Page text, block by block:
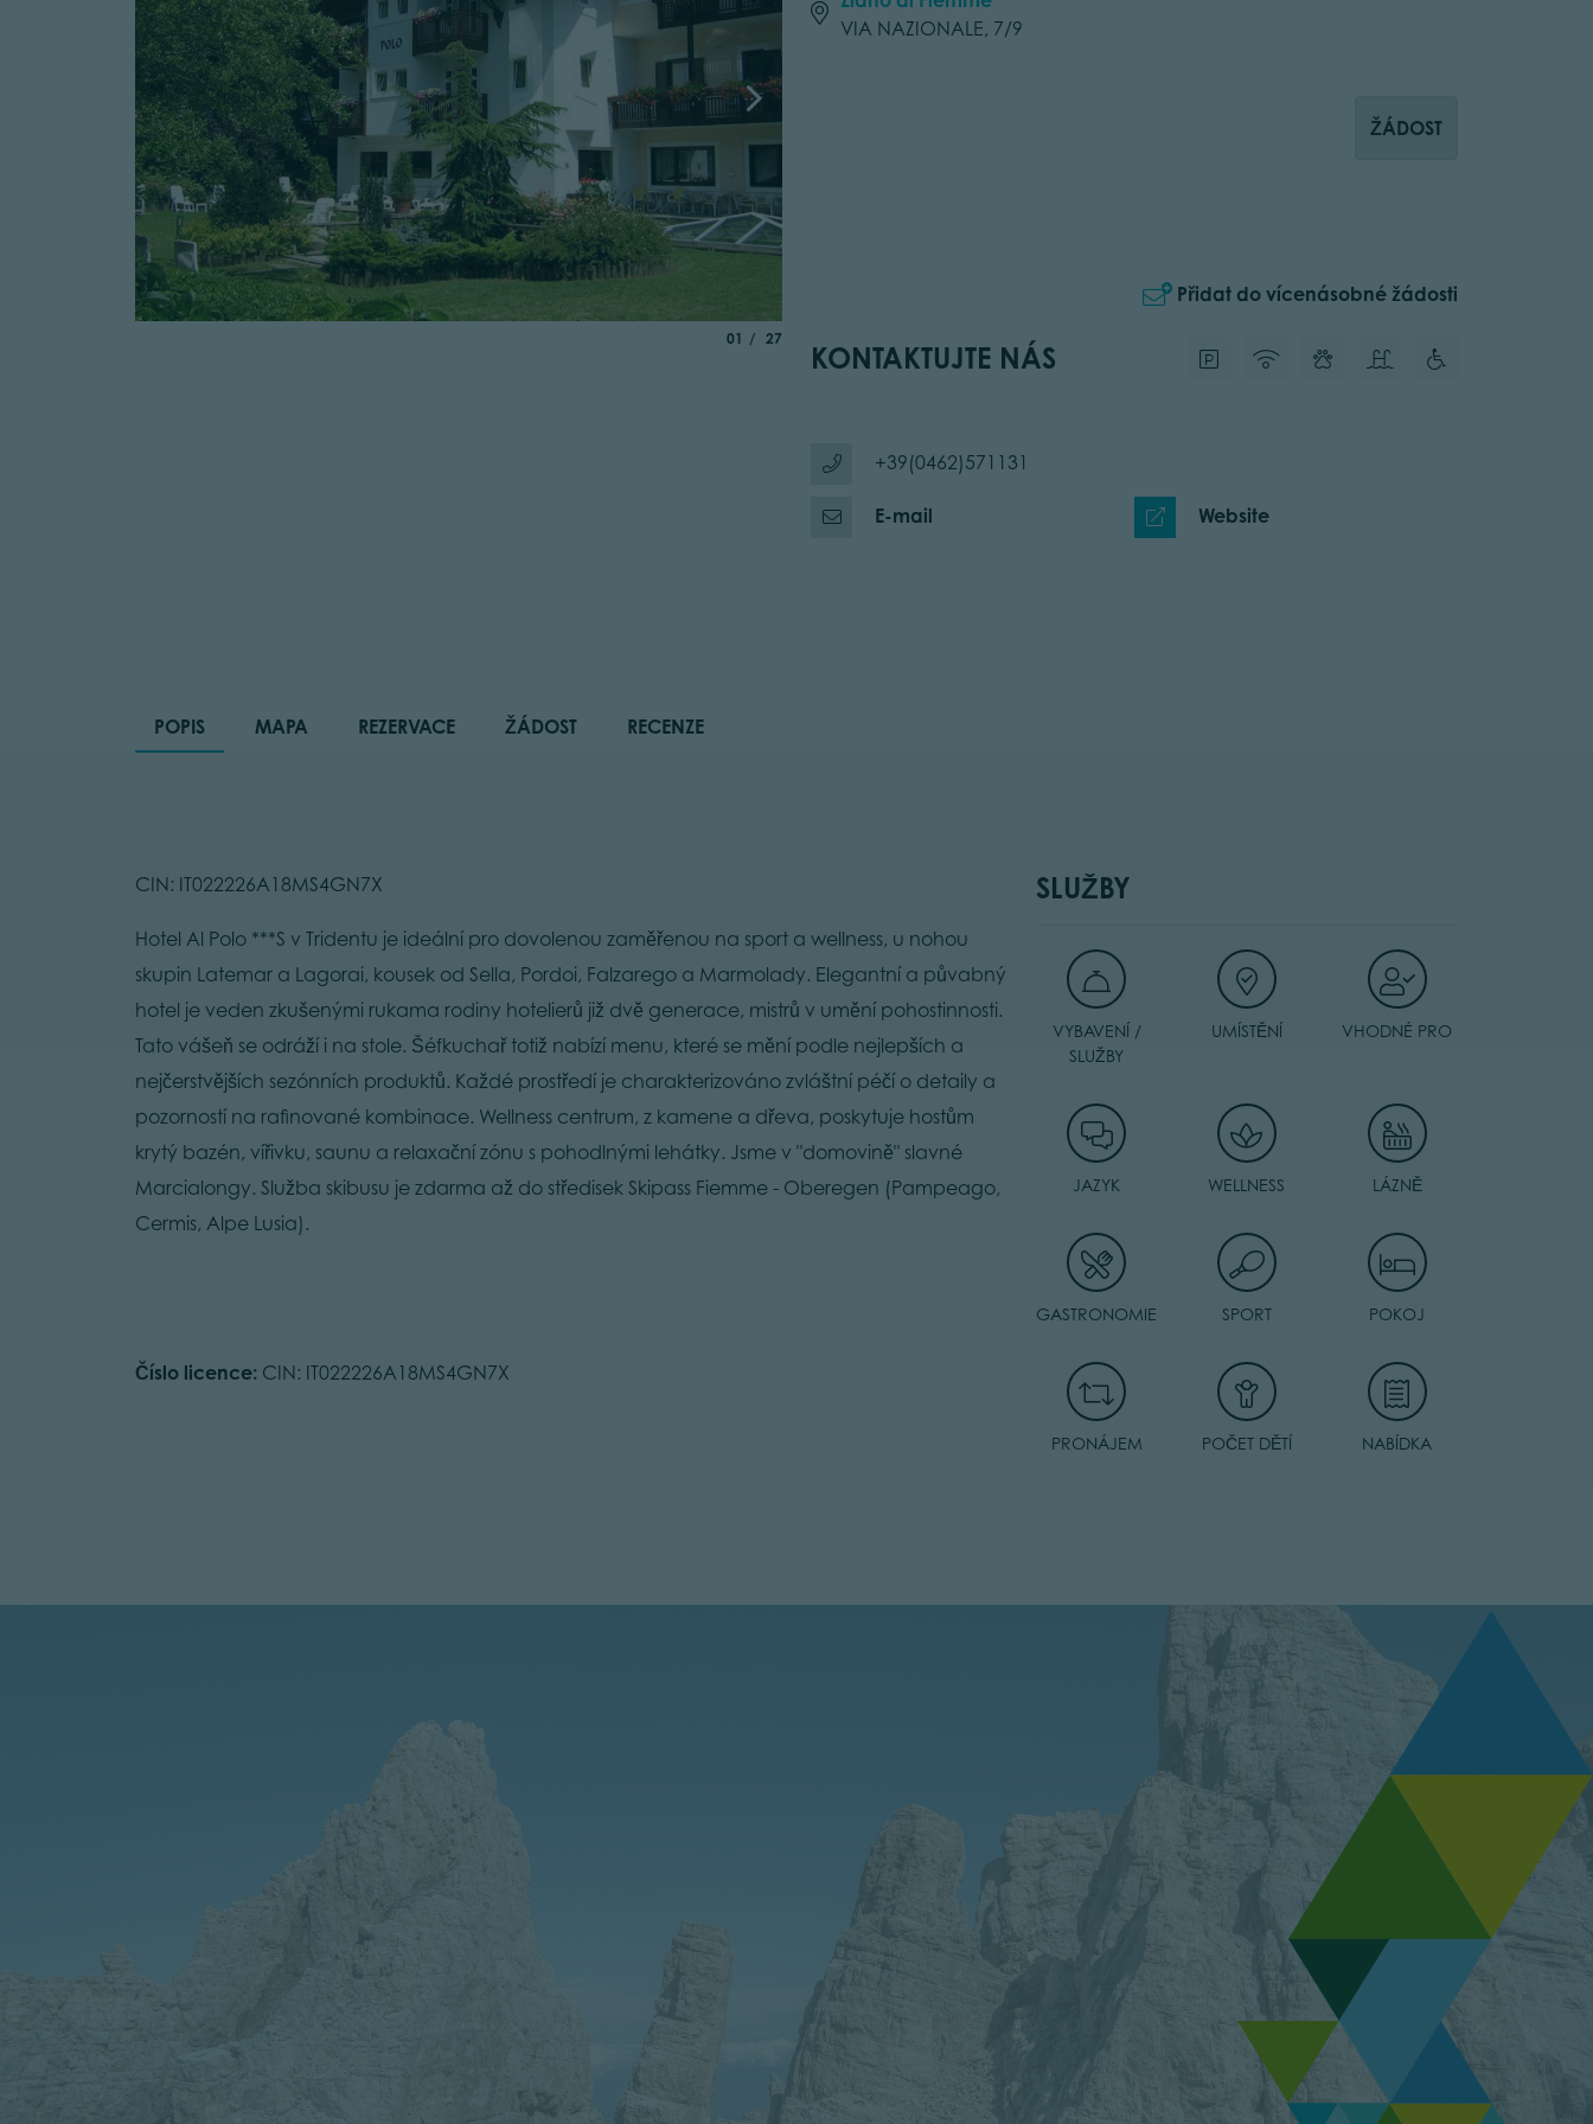
aria.slide_indicator.prefix
01 of
27
VIA NAZIONALE, 7/9
ŽÁDOST
Přidat do vícenásobné žádosti
KONTAKTUJTE NÁS
+39(0462)571131
E-mail Website
POPIS MAPA REZERVACE ŽÁDOST RECENZE
CIN: IT022226A18MS4GN7X
Hotel Al Polo ***S v Tridentu je ideální pro dovolenou zaměřenou na sport a wellness, u nohou
skupin Latemar a Lagorai, kousek od Sella, Pordoi, Falzarego a Marmolady. Elegantní a půvabný
hotel je veden zkušenými rukama rodiny hotelierů již dvě generace, mistrů v umění pohostinnosti.
Tato vášeň se odráží i na stole. Šéfkuchař totiž nabízí menu, které se mění podle nejlepších a
nejčerstvějších sezónních produktů. Každé prostředí je charakterizováno zvláštní péčí o detaily a
pozorností na rafinované kombinace. Wellness centrum, z kamene a dřeva, poskytuje hostům
krytý bazén, vířivku, saunu a relaxační zónu s pohodlnými lehátky. Jsme v "domovině" slavné
Marcialongy. Služba skibusu je zdarma až do středisek Skipass Fiemme - Oberegen (Pampeago,
Cermis, Alpe Lusia).
Číslo licence: CIN: IT022226A18MS4GN7X
SLUŽBY
VYBAVENÍ /
SLUŽBY
UMÍSTĚNÍ VHODNÉ PRO
JAZYK WELLNESS LÁZNĚ
GASTRONOMIE SPORT POKOJ
PRONÁJEM POČET DĚTÍ NABÍDKA